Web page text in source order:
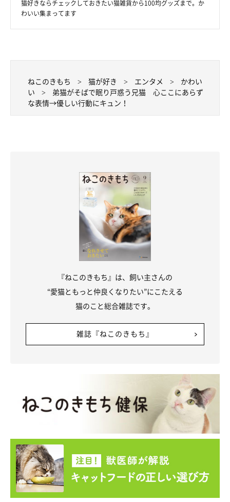
猫好きならチェックしておきたい猫雑貨から100均グッズまで。か
わいい集まってます
ねこのきもち 猫が好き エンタメ
かわい
い
弟猫がそばで眠り戸惑う兄猫 心ここにあらず
な表情→優しい行動にキュン！
『ねこのきもち』は、飼い主さんの
“愛猫ともっと仲良くなりたい”にこたえる
猫のこと総合雑誌です。
雑誌『ねこのきもち』